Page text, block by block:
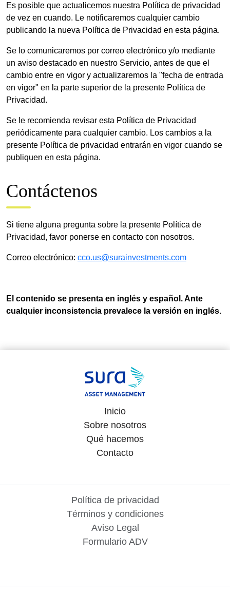
Es posible que actualicemos nuestra Política de privacidad
de vez en cuando. Le notificaremos cualquier cambio
publicando la nueva Política de Privacidad en esta página.
Se lo comunicaremos por correo electrónico y/o mediante
un aviso destacado en nuestro Servicio, antes de que el
cambio entre en vigor y actualizaremos la "fecha de entrada
en vigor" en la parte superior de la presente Política de
Privacidad.
Se le recomienda revisar esta Política de Privacidad
periódicamente para cualquier cambio. Los cambios a la
presente Política de privacidad entrarán en vigor cuando se
publiquen en esta página.
Contáctenos
Si tiene alguna pregunta sobre la presente Política de
Privacidad, favor ponerse en contacto con nosotros.
Correo electrónico: cco.us@surainvestments.com
El contenido se presenta en inglés y español. Ante
cualquier inconsistencia prevalece la versión en inglés.
Inicio
Sobre nosotros
Qué hacemos
Contacto
Política de privacidad
Términos y condiciones
Aviso Legal
Formulario ADV